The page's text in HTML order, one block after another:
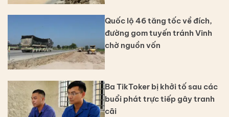
Quốc lộ 46 tăng tốc về đích,
đường gom tuyến tránh Vinh
chờ nguồn vốn
Ba TikToker bị khởi tố sau các
buổi phát trực tiếp gây tranh
cãi